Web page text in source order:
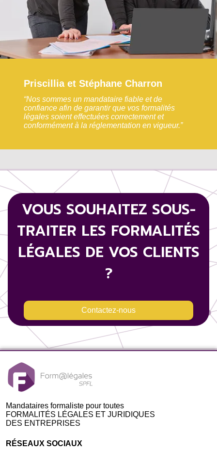
Priscillia et Stéphane Charron
“Nos sommes un mandataire fiable et de
confiance afin de garantir que vos formalités
légales soient effectuées correctement et
conformément à la réglementation en vigueur.”
VOUS SOUHAITEZ SOUS-
TRAITER LES FORMALITÉS
LÉGALES DE VOS CLIENTS
?
Contactez-nous
Mandataires formaliste pour toutes
FORMALITÉS LÉGALES ET JURIDIQUES
DES ENTREPRISES
RÉSEAUX SOCIAUX